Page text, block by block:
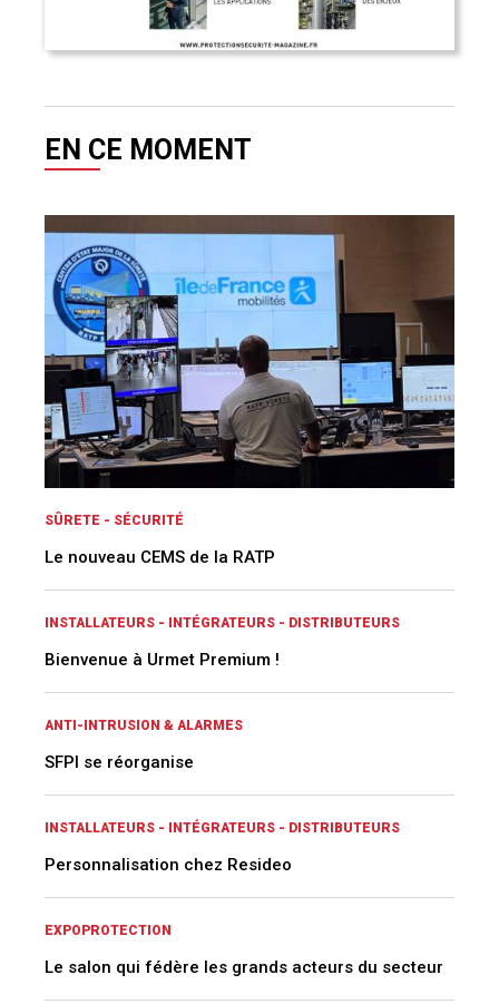
EN CE MOMENT
SÛRETE - SÉCURITÉ
Le nouveau CEMS de la RATP
INSTALLATEURS - INTÉGRATEURS - DISTRIBUTEURS
Bienvenue à Urmet Premium !
ANTI-INTRUSION & ALARMES
SFPI se réorganise
INSTALLATEURS - INTÉGRATEURS - DISTRIBUTEURS
Personnalisation chez Resideo
EXPOPROTECTION
Le salon qui fédère les grands acteurs du secteur